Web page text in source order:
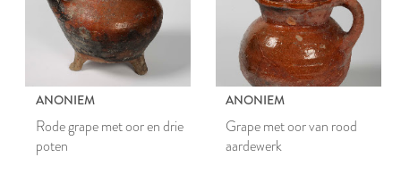
ANONIEM
Rode grape met oor en drie
poten
ANONIEM
Grape met oor van rood
aardewerk